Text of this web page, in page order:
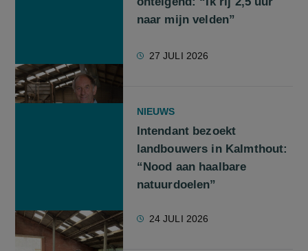
naar mijn velden”
27 JULI 2026
NIEUWS
Intendant bezoekt
landbouwers in Kalmthout:
“Nood aan haalbare
natuurdoelen”
24 JULI 2026